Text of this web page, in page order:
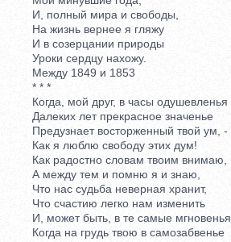
И, полный мира и свободы,
На жизнь вернее я гляжу
И в созерцании природы
Уроки сердцу нахожу.
Между 1849 и 1853
* * *
Когда, мой друг, в часы одушевленья
Далеких лет прекрасное значенье
Предузнает восторженный твой ум, -
Как я люблю свободу этих дум!
Как радостно словам твоим внимаю,
А между тем и помню я и знаю,
Что нас судьба неверная хранит,
Что счастию легко нам изменить
И, может быть, в те самые мгновенья,
Когда на грудь твою в самозабвенье